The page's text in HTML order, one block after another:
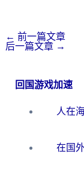
← 前一篇文章
后一篇文章 →
回国游戏加速